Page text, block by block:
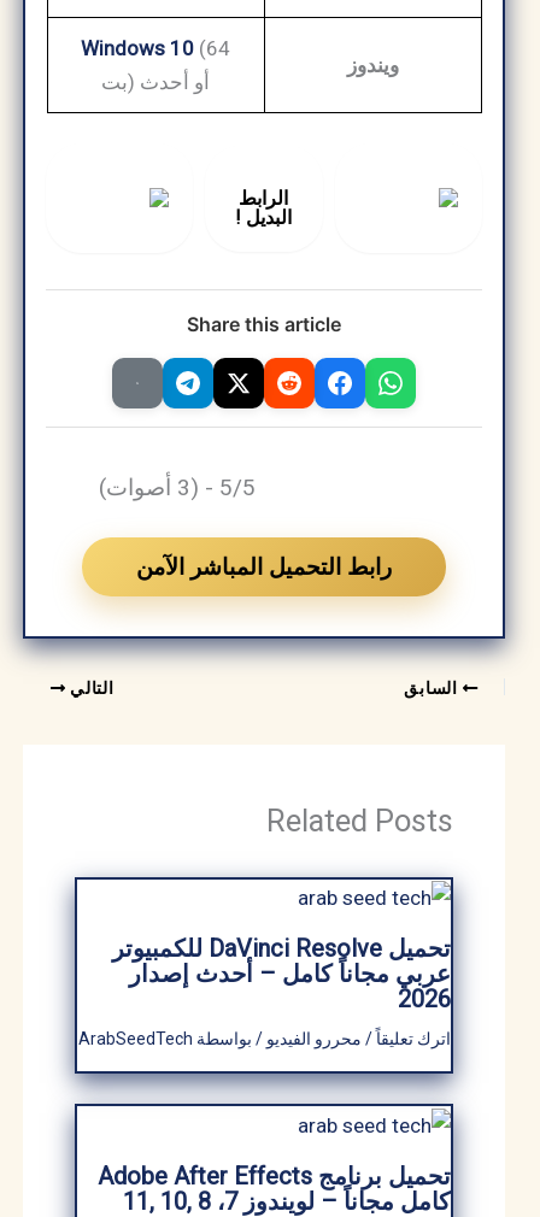
ويندوز
Windows 10(64
بت) أو أحدث
الرابط
البديل !
Share this article
5/5 - (3 أصوات)
رابط التحميل المباشر الآمن
السابق التالي
Related Posts
تحميل DaVinci Resolve للكمبيوتر
عربي مجاناً كامل – أحدث إصدار
2026
اترك تعليقاً/ محررو الفيديو/ بواسطةArabSeedTech
تحميل برنامج Adobe After Effects
كامل​ مجاناً – لويندوز 7، 8 ,10 ,11